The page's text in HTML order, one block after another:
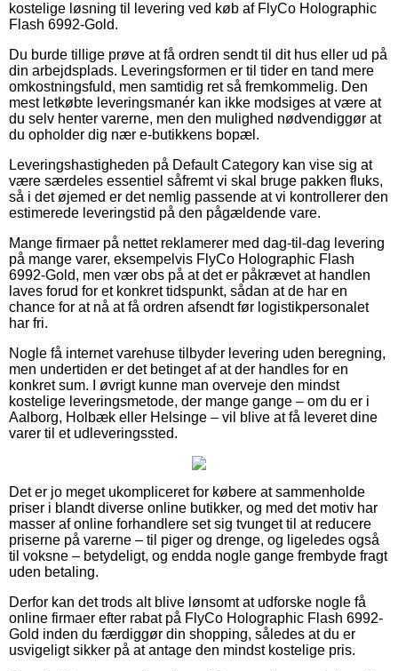
kostelige løsning til levering ved køb af FlyCo Holographic
Flash 6992-Gold.
Du burde tillige prøve at få ordren sendt til dit hus eller ud på
din arbejdsplads. Leveringsformen er til tider en tand mere
omkostningsfuld, men samtidig ret så fremkommelig. Den
mest letkøbte leveringsmanér kan ikke modsiges at være at
du selv henter varerne, men den mulighed nødvendiggør at
du opholder dig nær e-butikkens bopæl.
Leveringshastigheden på Default Category kan vise sig at
være særdeles essentiel såfremt vi skal bruge pakken fluks,
så i det øjemed er det nemlig passende at vi kontrollerer den
estimerede leveringstid på den pågældende vare.
Mange firmaer på nettet reklamerer med dag-til-dag levering
på mange varer, eksempelvis FlyCo Holographic Flash
6992-Gold, men vær obs på at det er påkrævet at handlen
laves forud for et konkret tidspunkt, sådan at de har en
chance for at nå at få ordren afsendt før logistikpersonalet
har fri.
Nogle få internet varehuse tilbyder levering uden beregning,
men undertiden er det betinget af at der handles for en
konkret sum. I øvrigt kunne man overveje den mindst
kostelige leveringsmetode, der mange gange – om du er i
Aalborg, Holbæk eller Helsinge – vil blive at få leveret dine
varer til et udleveringssted.
Det er jo meget ukompliceret for købere at sammenholde
priser i blandt diverse online butikker, og med det motiv har
masser af online forhandlere set sig tvunget til at reducere
priserne på varerne – til piger og drenge, og ligeledes også
til voksne – betydeligt, og endda nogle gange frembyde fragt
uden betaling.
Derfor kan det trods alt blive lønsomt at udforske nogle få
online firmaer efter rabat på FlyCo Holographic Flash 6992-
Gold inden du færdiggør din shopping, således at du er
usvigeligt sikker på at antage den mindst kostelige pris.